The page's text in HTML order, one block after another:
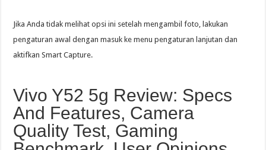
Jika Anda tidak melihat opsi ini setelah mengambil foto, lakukan
pengaturan awal dengan masuk ke menu pengaturan lanjutan dan
aktifkan Smart Capture.
Vivo Y52 5g Review: Specs
And Features, Camera
Quality Test, Gaming